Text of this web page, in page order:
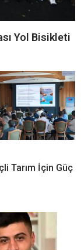
Yol Bisikleti
Tarım İçin Güç